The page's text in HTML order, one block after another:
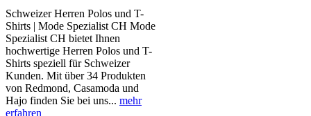
Schweizer Herren Polos und T-
Shirts | Mode Spezialist CH Mode
Spezialist CH bietet Ihnen
hochwertige Herren Polos und T-
Shirts speziell für Schweizer
Kunden. Mit über 34 Produkten
von Redmond, Casamoda und
Hajo finden Sie bei uns... mehr
erfahren